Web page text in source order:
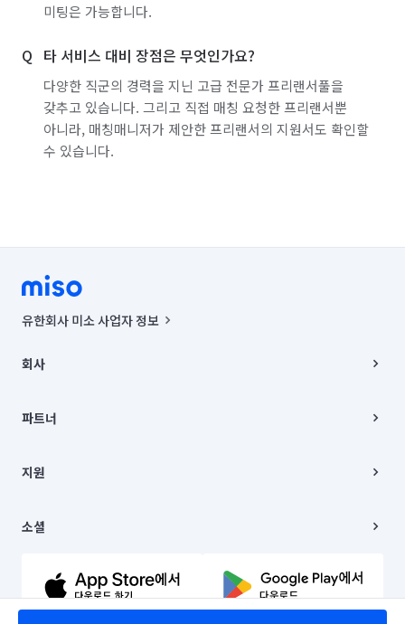
미팅은 가능합니다.
타 서비스 대비 장점은 무엇인가요?
다양한 직군의 경력을 지닌 고급 전문가 프리랜서풀을
갖추고 있습니다. 그리고 직접 매칭 요청한 프리랜서뿐
아니라, 매칭매니저가 제안한 프리랜서의 지원서도 확인할
수 있습니다.
유한회사 미소 사업자 정보
00019 |
주소 | 본사: 서울특별시 종로구 율곡로 6(중학동, 트윈트리빌딩) B동 5층
컨택센터 : 서울특별시 종로구 수송동 율곡로 24, 7층, 8층 미소
상품, 상품정보, 거래에 관한 의무와 책임은 거래당사자에게 있습니다.
언론 보도 관련 문의:
© 유한회사 미소. Miso, Inc. All Rights Reserved.
회사
채용
파트너
이사
지원
이용약관
문의하기
소셜
유튜브